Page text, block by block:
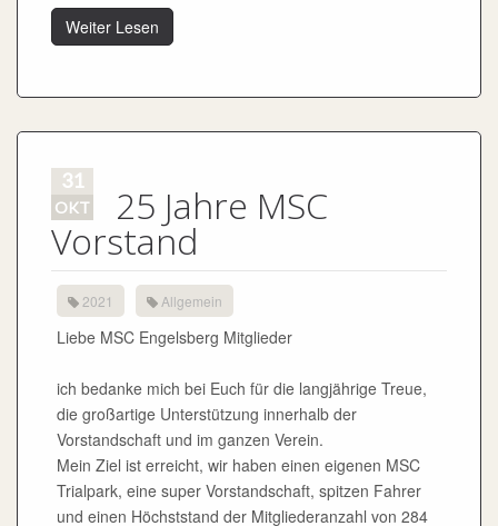
Weiter Lesen
31
OKT 25 Jahre MSC
Vorstand
2021 Allgemein
Liebe MSC Engelsberg Mitglieder
ich bedanke mich bei Euch für die langjährige Treue,
die großartige Unterstützung innerhalb der
Vorstandschaft und im ganzen Verein.
Mein Ziel ist erreicht, wir haben einen eigenen MSC
Trialpark, eine super Vorstandschaft, spitzen Fahrer
und einen Höchststand der Mitgliederanzahl von 284